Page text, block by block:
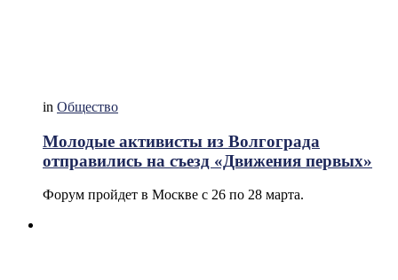
in Общество
Молодые активисты из Волгограда
отправились на съезд «Движения первых»
Форум пройдет в Москве с 26 по 28 марта.